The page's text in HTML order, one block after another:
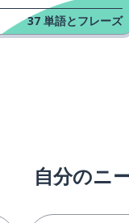
同盟国
人形
37 単語とフレーズ
自分のニ